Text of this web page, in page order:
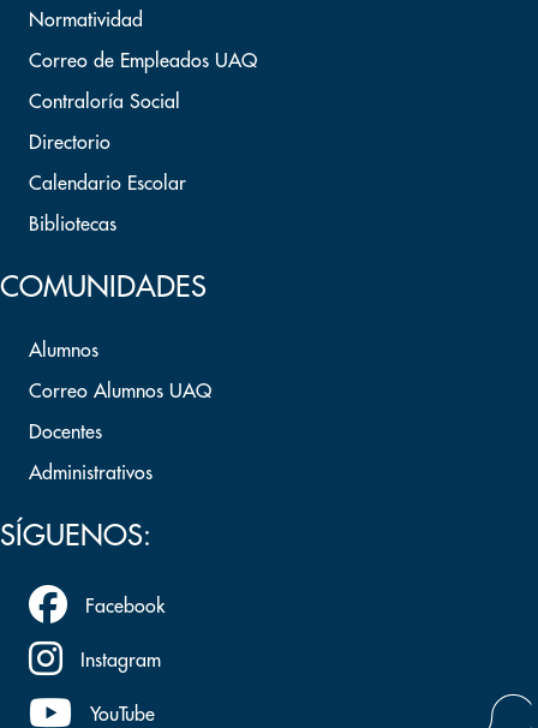
Normatividad
Correo de Empleados UAQ
Contraloría Social
Directorio
Calendario Escolar
Bibliotecas
COMUNIDADES
Alumnos
Correo Alumnos UAQ
Docentes
Administrativos
SÍGUENOS:
Facebook
Instagram
YouTube